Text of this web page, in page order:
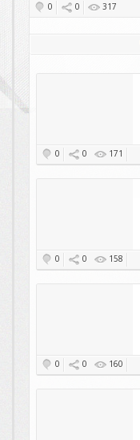
0 0 317
0
0 171
0
0 158
0
0 160